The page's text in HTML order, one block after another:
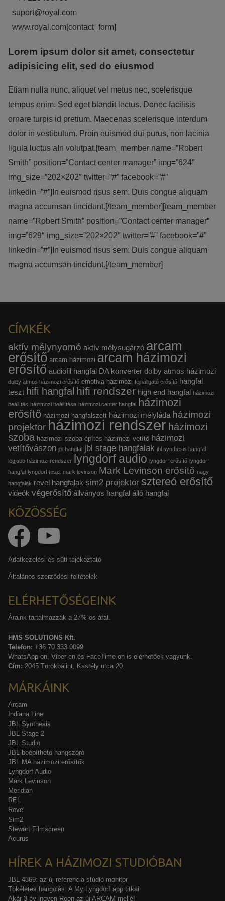
suport@royal.com
www.royal.com[contact_form]
Lorem ipsum dolor sit amet, consectetur
adipisicing elit, sed do eiusmod
Etiam nulla nunc, aliquet vel metus nec, scelerisque
tempus enim. Sed eget blandit lectus. Donec facilisis
ornare turpis id pretium. Maecenas scelerisque interdum
dolor in vestibulum. Proin euismod dui purus, non lacinia
ligula luctus aIn volutpat.[team_member name=”Robert
Smith” position=”Contact center manager” img=”624″
img_size=”202×202″ twitter=”#” facebook=”#”
linkedin=”#”]In euismod risus sem. Duis congue aliquam
magna accumsan tincidunt.[/team_member][team_member
name=”Robert Smith” position=”Contact center manager”
img=”629″ img_size=”202×202″ twitter=”#” facebook=”#”
linkedin=”#”]In euismod risus sem. Duis congue aliquam
magna accumsan tincidunt.[/team_member]
CÍMKÉK
aktív mélynyomó aktív mélysugárzó arcam
erősítő arcam házimozi arcam házimozi
erősítő audiofil hangfal DA konverter dolby atmos házimozi
dolby atmos házimozi erősítő emotiva házimozi fejhallgató erősítő hangfal
teszt hifi hangfal hifi rendszer high end hangfal házimozi
beállítás házimozi beállítása házimozi center hangfal házimozi
erősítő házimozi hangfalszett házimozi mélyláda házimozi
projektor házimozi rendszer házimozi
szoba házimozi szoba építés házimozi vetítő házimozi
vetítővászon jbl hangfal jbl stage hangfalak jbl synthesis hangfal
legjobb házimozi rendszer
lyngdorf audio lyngdorf erősítő lyngdorf
hangfal
lyngdorf teszt mark levinson Mark Levinson erősítő nagy
hangfalak revel hangfalak sim2 projektor sztereó erősítő
videók végerősítő állványos hangfal álló hangfal
KÖZÖSSÉG
Adatkezelési és süti tájékoztató
Általános szerződési feltételek
ELÉRHETŐSÉGEINK
Áraink tartalmazzák a 27%-os áfát.
HMS SOLUTIONS Kft.
Telefon: +36 70 333 0099
WhatsApp-on, Viber-en és FaceTime-on is elérhetőek vagyunk.
Cím: 2045 Törökbálint, Kastély utca 20.
MÁRKÁINK
Arcam
Indiana Line
JBL Synthesis
JBL Stage 2
JBL Studio
JBL beépíthető hangszóró
JBL MA házimozi erősítők
Lyngdorf Audio
Mark Levinson
Meridian
REL
Revel
Sim2
Stewart Filmscreen
Acurus
HÍREK A HÁZIMOZI STUDIÓBAN
JBL 4369: az új referencia stúdió monitor
Tökéletes hangolás: A My Lyngdorf app titkai
Akár 3 év ingyen Roon az új ARCAM mellé!
Reklámcélú:
Azért települnek ezek a sütik, hogy a felhasználót számára
reklámajánlatokkal tudjuk megcélozni.